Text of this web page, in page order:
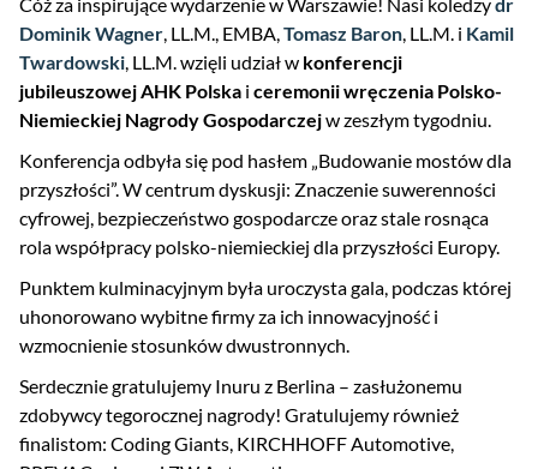
Dominik Wagner , LL.M., EMBA, Tomasz Baron , LL.M. i Kamil
Twardowski , LL.M. wzięli udział w konferencji
jubileuszowej AHK Polska i ceremonii wręczenia Polsko-
Niemieckiej Nagrody Gospodarczejw zeszłym tygodniu.
Konferencja odbyła się pod hasłem „Budowanie mostów dla
przyszłości”. W centrum dyskusji: Znaczenie suwerenności
cyfrowej, bezpieczeństwo gospodarcze oraz stale rosnąca
rola współpracy polsko-niemieckiej dla przyszłości Europy.
Punktem kulminacyjnym była uroczysta gala, podczas której
uhonorowano wybitne firmy za ich innowacyjność i
wzmocnienie stosunków dwustronnych.
Serdecznie gratulujemy Inuru z Berlina – zasłużonemu
zdobywcy tegorocznej nagrody! Gratulujemy również
finalistom: Coding Giants, KIRCHHOFF Automotive,